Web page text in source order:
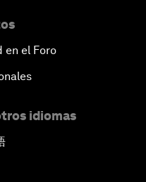
en el Foro
idiomas